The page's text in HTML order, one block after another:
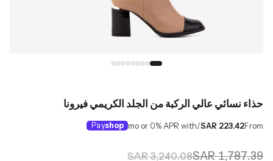
حذاء نسائي عالي الركبة من الجلد الكريمي فيرونا
From
SAR 223.42
/mo or 0% APR with
shop
Pay
SAR 1,787.39
SAR 3,240.08